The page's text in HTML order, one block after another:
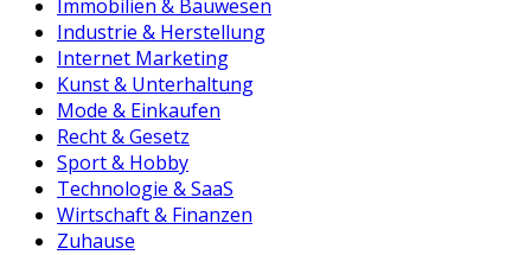
Immobilien & Bauwesen
Industrie & Herstellung
Internet Marketing
Kunst & Unterhaltung
Mode & Einkaufen
Recht & Gesetz
Sport & Hobby
Technologie & SaaS
Wirtschaft & Finanzen
Zuhause